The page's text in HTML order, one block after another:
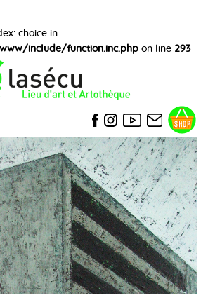
choice in
include/function.inc.php on line 293